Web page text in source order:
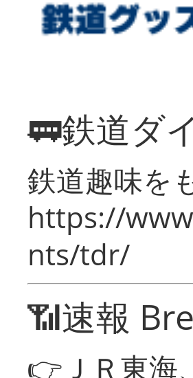
🚃鉄道ダ
鉄道趣味を
https://
nts/tdr/
📶速報
👉ＪＲ東海